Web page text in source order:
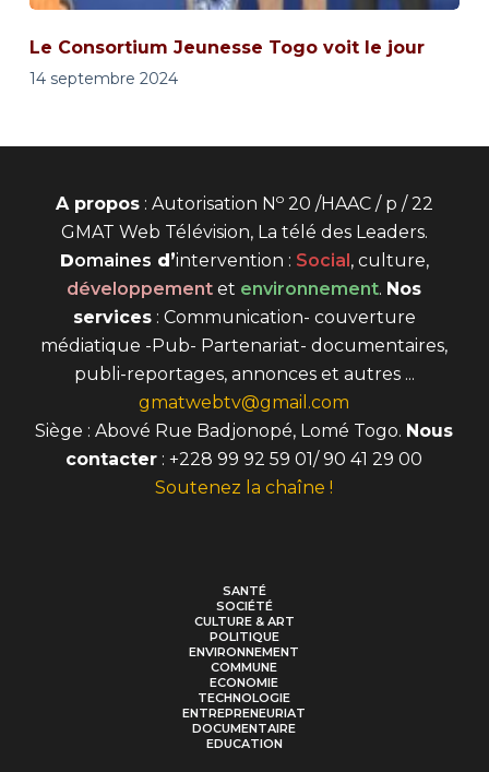
Le Consortium Jeunesse Togo voit le jour
14 septembre 2024
A propos: Autorisation No20 /HAAC / p / 22
GMAT Web Télévision, La télé des Leaders.
Domaines d’intervention : Social, culture,
développement et environnement. Nos
services: Communication- couverture
médiatique -Pub- Partenariat- documentaires,
publi-reportages, annonces et autres ...
gmatwebtv@gmail.com
Siège : Abové Rue Badjonopé, Lomé Togo. Nous
contacter : +228 99 92 59 01/ 90 41 29 00
Soutenez la chaîne !
SANTÉ
SOCIÉTÉ
CULTURE & ART
POLITIQUE
ENVIRONNEMENT
COMMUNE
ECONOMIE
TECHNOLOGIE
ENTREPRENEURIAT
DOCUMENTAIRE
EDUCATION